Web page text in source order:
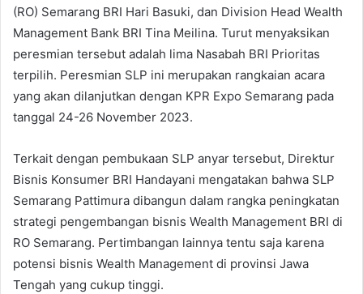
(RO) Semarang BRI Hari Basuki, dan Division Head Wealth
Management Bank BRI Tina Meilina. Turut menyaksikan
peresmian tersebut adalah lima Nasabah BRI Prioritas
terpilih. Peresmian SLP ini merupakan rangkaian acara
yang akan dilanjutkan dengan KPR Expo Semarang pada
tanggal 24-26 November 2023.
Terkait dengan pembukaan SLP anyar tersebut, Direktur
Bisnis Konsumer BRI Handayani mengatakan bahwa SLP
Semarang Pattimura dibangun dalam rangka peningkatan
strategi pengembangan bisnis Wealth Management BRI di
RO Semarang. Pertimbangan lainnya tentu saja karena
potensi bisnis Wealth Management di provinsi Jawa
Tengah yang cukup tinggi.